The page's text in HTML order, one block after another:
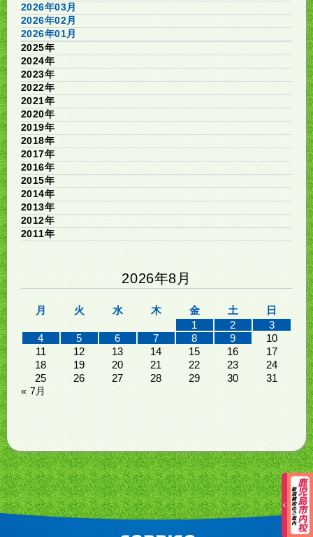
2026年03月
2026年02月
2026年01月
2025年
2024年
2023年
2022年
2021年
2020年
2019年
2018年
2017年
2016年
2015年
2014年
2013年
2012年
2011年
2026年8月
月 火 水 木 金 土
日
1
2
3
4
5 6 7 8 9
10
11
12 13 14 15 16
17
18
19 20 21 22 23
24
25
26 27 28 29 30 31
« 7月